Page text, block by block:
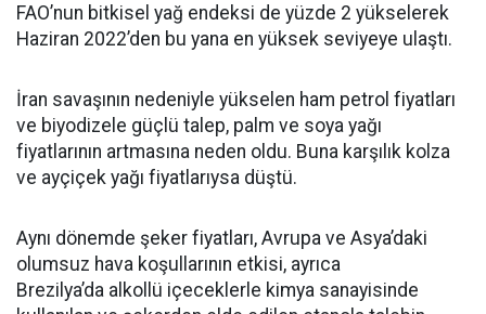
FAO’nun bitkisel yağ endeksi de yüzde 2 yükselerek
Haziran 2022’den bu yana en yüksek seviyeye ulaştı.
İran savaşının nedeniyle yükselen ham petrol fiyatları
ve biyodizele güçlü talep, palm ve soya yağı
fiyatlarının artmasına neden oldu. Buna karşılık kolza
ve ayçiçek yağı fiyatlarıysa düştü.
Aynı dönemde şeker fiyatları, Avrupa ve Asya’daki
olumsuz hava koşullarının etkisi, ayrıca
Brezilya’da alkollü içeceklerle kimya sanayisinde